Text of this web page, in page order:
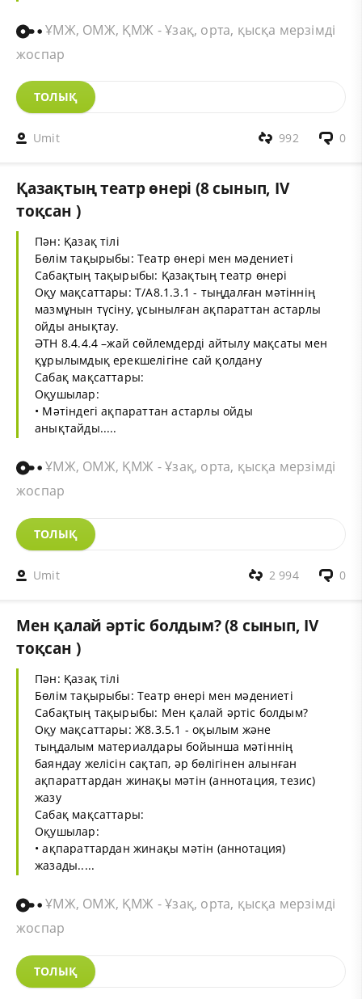
ҰМЖ, ОМЖ, ҚМЖ - Ұзақ, орта, қысқа мерзімді
жоспар
ТОЛЫҚ
Umit 0
992
Қазақтың театр өнері (8 сынып, IV
тоқсан )
Пән: Қазақ тілі
Бөлім тақырыбы: Театр өнері мен мәдениеті
Сабақтың тақырыбы: Қазақтың театр өнері
Оқу мақсаттары: Т/А8.1.3.1 - тыңдалған мәтіннің
мазмұнын түсіну, ұсынылған ақпараттан астарлы
ойды анықтау.
ӘТН 8.4.4.4 –жай сөйлемдерді айтылу мақсаты мен
құрылымдық ерекшелігіне сай қолдану
Сабақ мақсаттары:
Оқушылар:
• Мәтіндегі ақпараттан астарлы ойды
анықтайды.....
ҰМЖ, ОМЖ, ҚМЖ - Ұзақ, орта, қысқа мерзімді
жоспар
ТОЛЫҚ
Umit 0
2 994
Мен қалай әртіс болдым? (8 сынып, IV
тоқсан )
Пән: Қазақ тілі
Бөлім тақырыбы: Театр өнері мен мәдениеті
Сабақтың тақырыбы: Мен қалай әртіс болдым?
Оқу мақсаттары: Ж8.3.5.1 - оқылым және
тыңдалым материалдары бойынша мәтіннің
баяндау желісін сақтап, әр бөлігінен алынған
ақпараттардан жинақы мәтін (аннотация, тезис)
жазу
Сабақ мақсаттары:
Оқушылар:
• ақпараттардан жинақы мәтін (аннотация)
жазады.....
ҰМЖ, ОМЖ, ҚМЖ - Ұзақ, орта, қысқа мерзімді
жоспар
ТОЛЫҚ